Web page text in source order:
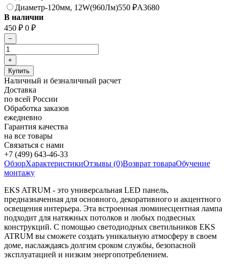
Диаметр-120мм, 12W(960Лм)550 ₽A3680
В наличии
450 ₽ 0 ₽
Наличный и безналичный расчет
Доставка
по всей России
Обработка заказов
ежедневно
Гарантия качества
на все товары
Связаться с нами
+7 (499) 643-46-33
ОбзорХарактеристикиОтзывы (0)Возврат товараОбучение
монтажу
EKS ATRUM - это универсальная LED панель,
предназначенная для основного, декоративного и акцентного
освещения интерьера. Эта встроенная люминесцентная лампа
подходит для натяжных потолков и любых подвесных
конструкций. С помощью светодиодных светильников EKS
ATRUM вы сможете создать уникальную атмосферу в своем
доме, наслаждаясь долгим сроком службы, безопасной
эксплуатацией и низким энергопотреблением.